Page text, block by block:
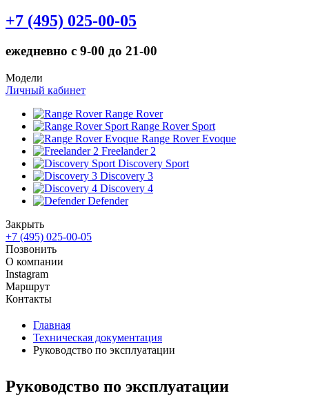
+7 (495) 025-00-05
ежедневно с 9-00 до 21-00
Модели
Личный кабинет
Range Rover
Range Rover Sport
Range Rover Evoque
Freelander 2
Discovery Sport
Discovery 3
Discovery 4
Defender
Закрыть
+7 (495) 025-00-05
Позвонить
О компании
Instagram
Маршрут
Контакты
Главная
Техническая документация
Руководство по эксплуатации
Руководство по эксплуатации